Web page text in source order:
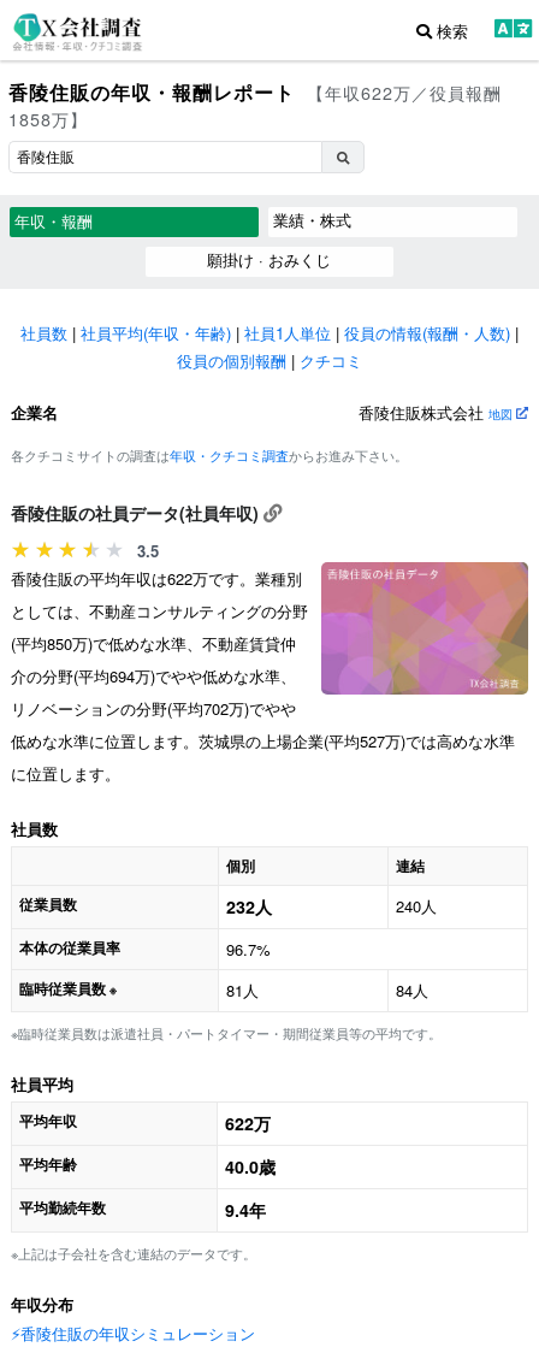
検索
香陵住販の年収・報酬レポート
【年収622万／役員報酬
1858万】
年収・報酬
業績・株式
願掛け · おみくじ
社員数 | 社員平均(年収・年齢) | 社員1人単位 | 役員の情報(報酬・人数) |
役員の個別報酬 | クチコミ
企業名 香陵住販株式会社 地図
各クチコミサイトの調査は年収・クチコミ調査からお進み下さい。
香陵住販の社員データ(社員年収)
3.5
香陵住販の平均年収は622万です。業種別
としては、不動産コンサルティングの分野
(平均850万)で低めな水準、不動産賃貸仲
介の分野(平均694万)でやや低めな水準、
リノベーションの分野(平均702万)でやや
低めな水準に位置します。茨城県の上場企業(平均527万)では高めな水準
に位置します。
社員数
個別
連結
従業員数
232人 240人
本体の従業員率 96.7%
臨時従業員数 ※ 81人 84人
※臨時従業員数は派遣社員・パートタイマー・期間従業員等の平均です。
社員平均
平均年収 622万
平均年齢 40.0歳
平均勤続年数 9.4年
※上記は子会社を含む連結のデータです。
年収分布
⚡️香陵住販の年収シミュレーション